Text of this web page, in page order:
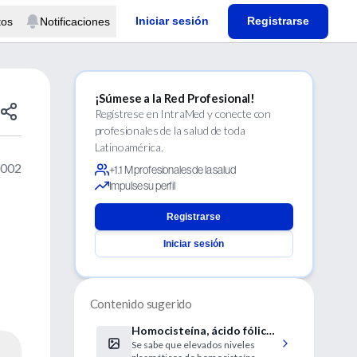
Notificaciones Iniciar sesión Registrarse
¡Súmese a la Red Profesional!
Regístrese en IntraMed y conecte con
profesionales de la salud de toda
Latinoamérica.
+1.1 M profesionales de la salud
Impulse su perfil
Registrarse
Iniciar sesión
Contenido sugerido
Homocisteína, ácido fólico
y riesgo cardiovascular
Se sabe que elevados niveles